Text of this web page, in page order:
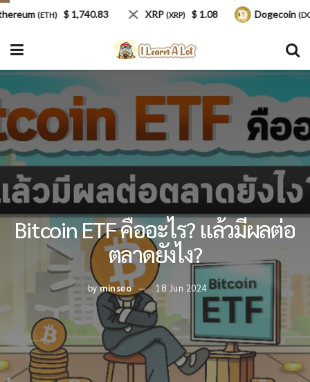
Bitcoin ETF คืออะไร? แล้วมีผลต่อ
ตลาดยังไง?
by minseo 18 Jun 2024
(ETH) $ 1,740.83 XRP (XRP) $ 1.08 Dogecoin(DOGE)